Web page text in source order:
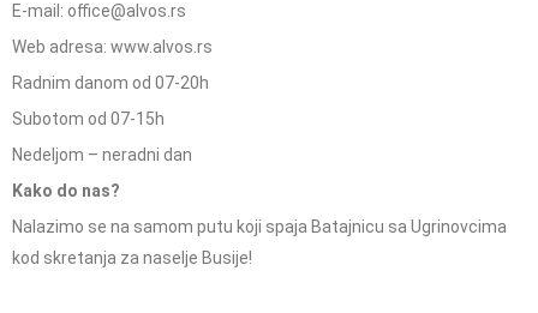
E-mail: office@alvos.rs
Web adresa: www.alvos.rs
Radnim danom od 07-20h
Subotom od 07-15h
Nedeljom – neradni dan
Kako do nas?
Nalazimo se na samom putu koji spaja Batajnicu sa Ugrinovcima
kod skretanja za naselje Busije!